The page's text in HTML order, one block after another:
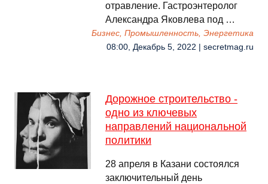
отравление. Гастроэнтеролог
Александра Яковлева под …
Бизнес, Промышленность, Энергетика
08:00, Декабрь 5, 2022 | secretmag.ru
Дорожное строительство -
одно из ключевых
направлений национальной
политики
28 апреля в Казани состоялся
заключительный день